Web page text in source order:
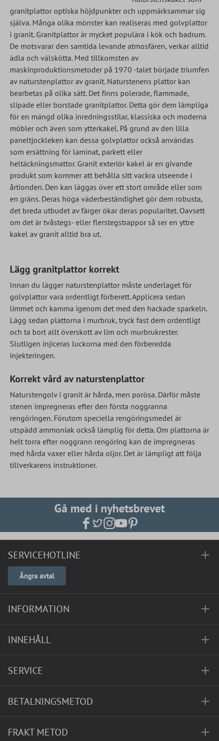
granitplattor optiska höjdpunkter och uppmärksammar sig
själva. Många olika mönster kan realiseras med golvplattor
i granit. Granitplattor är mycket populära i kök och badrum.
De motsvarar den samtida levande atmosfären, verkar alltid
ädla och välskötta. Med tillkomsten av
maskinproduktionsmetoder på 1970 -talet började triumfen
av naturstenplattor av granit. Naturstenens plattor kan
bearbetas på olika sätt. Det finns polerade, flammade,
slipade eller borstade granitplattor. Detta gör dem lämpliga
för en mängd olika inredningsstilar, klassiska och moderna
möbler och även som ytterkakel. På grund av den lilla
paneltjockleken kan dessa golvplattor också användas
som ersättning för laminat, parkett eller
heltäckningsmattor. Granit exteriör kakel är en givande
produkt som kommer att behålla sitt vackra utseende i
årtionden. Den kan läggas över ett stort område eller som
en gräns. Deras höga väderbeständighet gör dem robusta,
det breda utbudet av färger ökar deras popularitet. Oavsett
om det är tvåstegs- eller flerstegstrappor så ser en yttre
kakel av granit alltid bra ut.
Lägg granitplattor korrekt
Innan du lägger naturstenplattor måste underlaget för
golvplattor vara ordentligt förberett. Applicera sedan
limmet och kamma igenom det med den hackade sparkeln.
Lägg sedan plattorna i murbruk, tryck fast dem ordentligt
och ta bort allt överskott av lim och murbrukrester.
Slutligen injiceras luckorna med den förberedda
injekteringen.
Korrekt vård av naturstenplattor
Naturstengolv i granit är hårda, men porösa. Därför måste
stenen impregneras efter den första noggranna
rengöringen. Förutom speciella rengöringsmedel är
utspädd ammoniak också lämplig för detta. Om plattorna är
helt torra efter noggrann rengöring kan de impregneras
med hårda vaxer eller hårda oljor. Det är lämpligt att följa
tillverkarens instruktioner.
Gå med i nyhetsbrevet
SERVICEHOTLINE
Ångra avtal
INFORMATION
INNEHÅLL
SERVICE
BETALNINGSMETOD
FRAKT METOD